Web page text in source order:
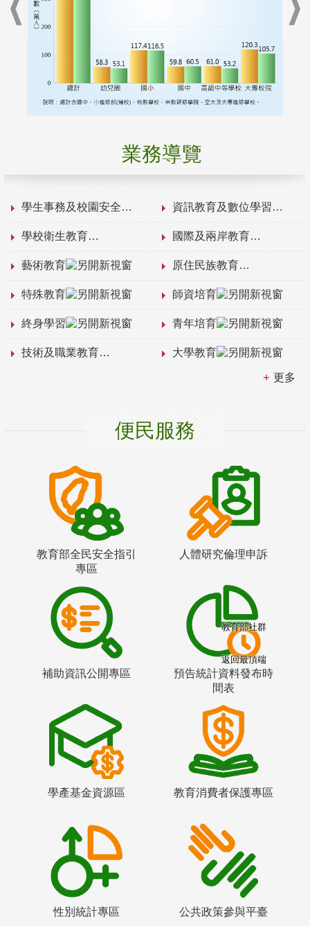
業務導覽
學生事務及校園安全 資訊教育及數位學習
學校衛生教育 國際及兩岸教育
藝術教育 原住民族教育
特殊教育 師資培育
終身學習 青年培育
技術及職業教育 大學教育
更多
便民服務
教育部全民安全指引
專區
人體研究倫理申訴
補助資訊公開專區
預告統計資料發布時
間表
學產基金資源區 教育消費者保護專區
性別統計專區 公共政策參與平臺
教育部社群
返回最頂端